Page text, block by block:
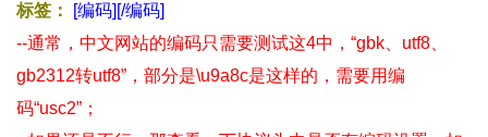
标签：
[编码][/编码]
--通常，中文网站的编码只需要测试这4中，“gbk、utf8、
gb2312转utf8”，部分是\u9a8c是这样的，需要用编
码“usc2”；